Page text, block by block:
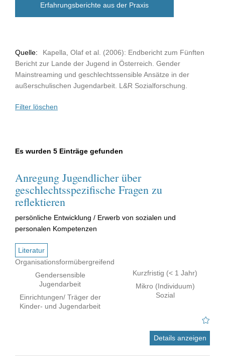
Erfahrungsberichte aus der Praxis
Quelle:
Kapella, Olaf et al. (2006): Endbericht zum Fünften
Bericht zur Lande der Jugend in Österreich. Gender
Mainstreaming und geschlechtssensible Ansätze in der
außerschulischen Jugendarbeit. L&R Sozialforschung.
Filter löschen
Es wurden 5 Einträge gefunden
Anregung Jugendlicher über
geschlechtsspezifische Fragen zu
reflektieren
persönliche Entwicklung / Erwerb von sozialen und
personalen Kompetenzen
Literatur
Organisationsformübergreifend
Gendersensible
Jugendarbeit
Einrichtungen/ Träger der
Kinder- und Jugendarbeit
Kurzfristig (< 1 Jahr)
Mikro (Individuum)
Sozial
Details anzeigen